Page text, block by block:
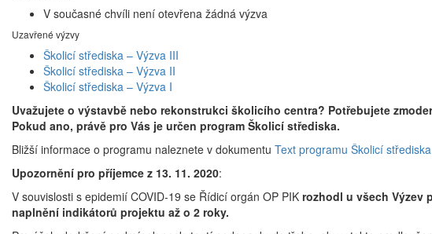
V současné chvíli není otevřena žádná výzva
Uzavřené výzvy
Školicí střediska – Výzva III
Školicí střediska – Výzva II
Školicí střediska – Výzva I
Uvažujete o výstavbě nebo rekonstrukci školicího centra? Potřebujete
Pokud ano, právě pro Vás je určen program Školicí střediska.
Bližší informace o programu naleznete v dokumentu Text programu Školicí
Upozornění pro příjemce z 13. 11. 2020:
V souvislosti s epidemií COVID-19 se Řídicí orgán OP PIK rozhodl u všech Výzev
naplnění indikátorů projektu až o 2 roky.